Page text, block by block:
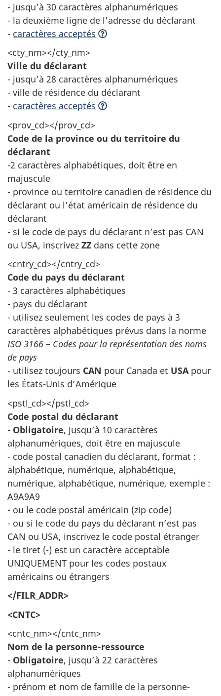
- jusqu’à 30 caractères alphanumériques
- la deuxième ligne de l’adresse du déclarant
- caractères acceptés
<cty_nm></cty_nm>
Ville du déclarant
- jusqu’à 28 caractères alphanumériques
- ville de résidence du déclarant
- caractères acceptés
<prov_cd></prov_cd>
Code de la province ou du territoire du
déclarant
-2 caractères alphabétiques, doit être en
majuscule
- province ou territoire canadien de résidence du
déclarant ou l’état américain de résidence du
déclarant
- si le code de pays du déclarant n’est pas CAN
ou USA, inscrivez ZZ dans cette zone
<cntry_cd></cntry_cd>
Code du pays du déclarant
- 3 caractères alphabétiques
- pays du déclarant
- utilisez seulement les codes de pays à 3
caractères alphabétiques prévus dans la norme
ISO 3166 – Codes pour la représentation des noms
de pays
- utilisez toujours CAN pour Canada et USApour
les États-Unis d’Amérique
<pstl_cd></pstl_cd>
Code postal du déclarant
- Obligatoire, jusqu’à 10 caractères
alphanumériques, doit être en majuscule
- code postal canadien du déclarant, format :
alphabétique, numérique, alphabétique,
numérique, alphabétique, numérique, exemple :
A9A9A9
- ou le code postal américain (zip code)
- ou si le code du pays du déclarant n’est pas
CAN ou USA, inscrivez le code postal étranger
- le tiret (-) est un caractère acceptable
UNIQUEMENT pour les codes postaux
américains ou étrangers
</FILR_ADDR>
<CNTC>
<cntc_nm></cntc_nm>
Nom de la personne-ressource
- Obligatoire, jusqu’à 22 caractères
alphanumériques
- prénom et nom de famille de la personne-